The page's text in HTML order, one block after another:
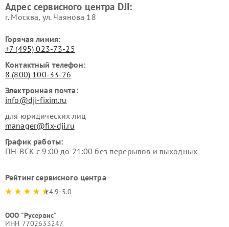
Адрес сервисного центра DJI:
г. Москва, ул. Чаянова 18
Горячая линия:
+7 (495) 023-73-25
Контактный телефон:
8 (800) 100-33-26
Электронная почта:
info@dji-fixim.ru
для юридических лиц
manager@fix-dji.ru
График работы:
ПН-ВСК с 9:00 до 21:00 без перерывов и выходных
Рейтинг сервисного центра
4.9-5.0
ООО "Русервис"
ИНН 7702633247